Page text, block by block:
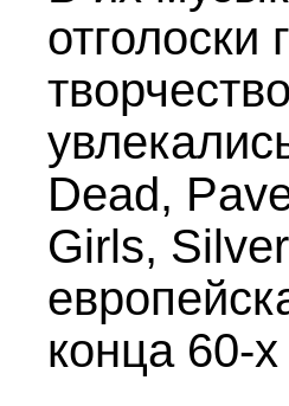
отголоски
Dead,
Girls,
конца 60-